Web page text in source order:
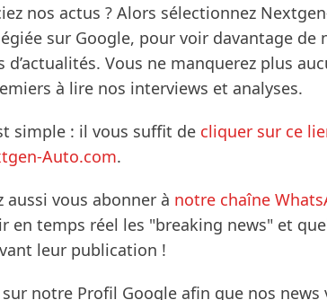
nos actus ? Alors sélectionnez
sur Google, pour voir davantage de
d’actualités. Vous ne manquerez plus
à lire nos interviews et analyses.
simple : il vous suffit de cliquer sur ce
Auto.com.
aussi vous abonner à notre chaîne
en temps réel les "breaking news" et
leur publication !
notre Profil Google afin que nos news